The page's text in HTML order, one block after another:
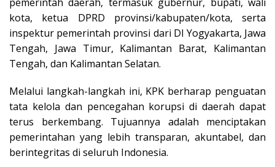
kota, ketua DPRD provinsi/kabupaten/kota, serta
inspektur pemerintah provinsi dari DI Yogyakarta, Jawa
Tengah, Jawa Timur, Kalimantan Barat, Kalimantan
Tengah, dan Kalimantan Selatan.
Melalui langkah-langkah ini, KPK berharap penguatan
tata kelola dan pencegahan korupsi di daerah dapat
terus berkembang. Tujuannya adalah menciptakan
pemerintahan yang lebih transparan, akuntabel, dan
berintegritas di seluruh Indonesia.